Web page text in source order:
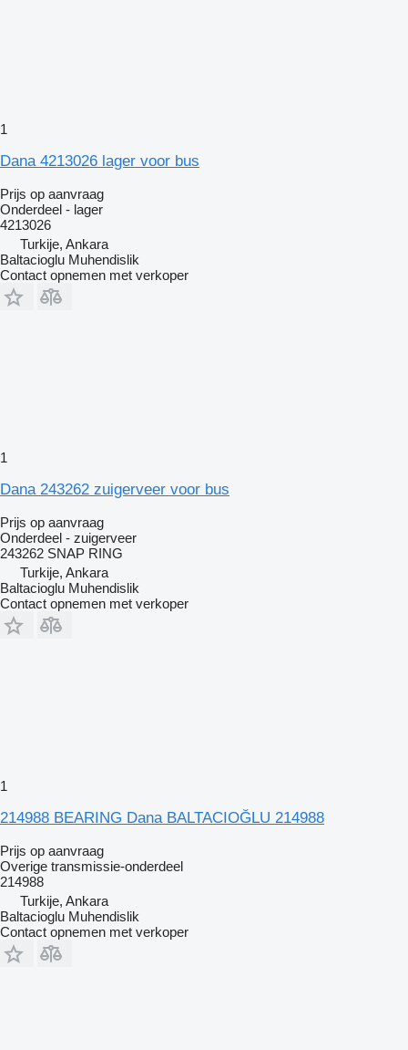
1
Dana 4213026 lager voor bus
Prijs op aanvraag
Onderdeel - lager
4213026
Turkije, Ankara
Baltacioglu Muhendislik
Contact opnemen met verkoper
1
Dana 243262 zuigerveer voor bus
Prijs op aanvraag
Onderdeel - zuigerveer
243262 SNAP RING
Turkije, Ankara
Baltacioglu Muhendislik
Contact opnemen met verkoper
1
214988 BEARING Dana BALTACIOĞLU 214988
Prijs op aanvraag
Overige transmissie-onderdeel
214988
Turkije, Ankara
Baltacioglu Muhendislik
Contact opnemen met verkoper